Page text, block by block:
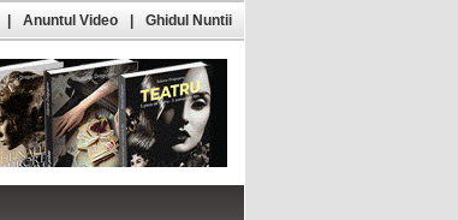
Anuntul Video Ghidul Nuntii